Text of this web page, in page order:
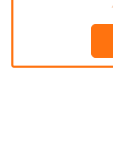
FERNAND LEATHER